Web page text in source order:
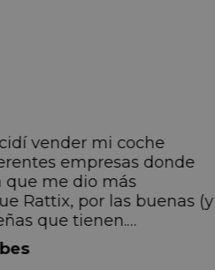
vender mi coche
empresas donde
que me dio más
Rattix, por las buenas (y
que tienen.
experiencia ha sido
Carolina ha sido siempre